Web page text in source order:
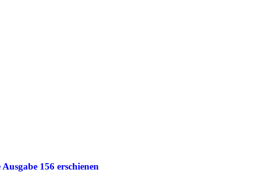
156 erschienen